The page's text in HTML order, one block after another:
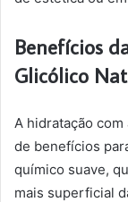
Benefícios
Glicólico
A hidratação
de benefícios
químico suave,
mais superficial